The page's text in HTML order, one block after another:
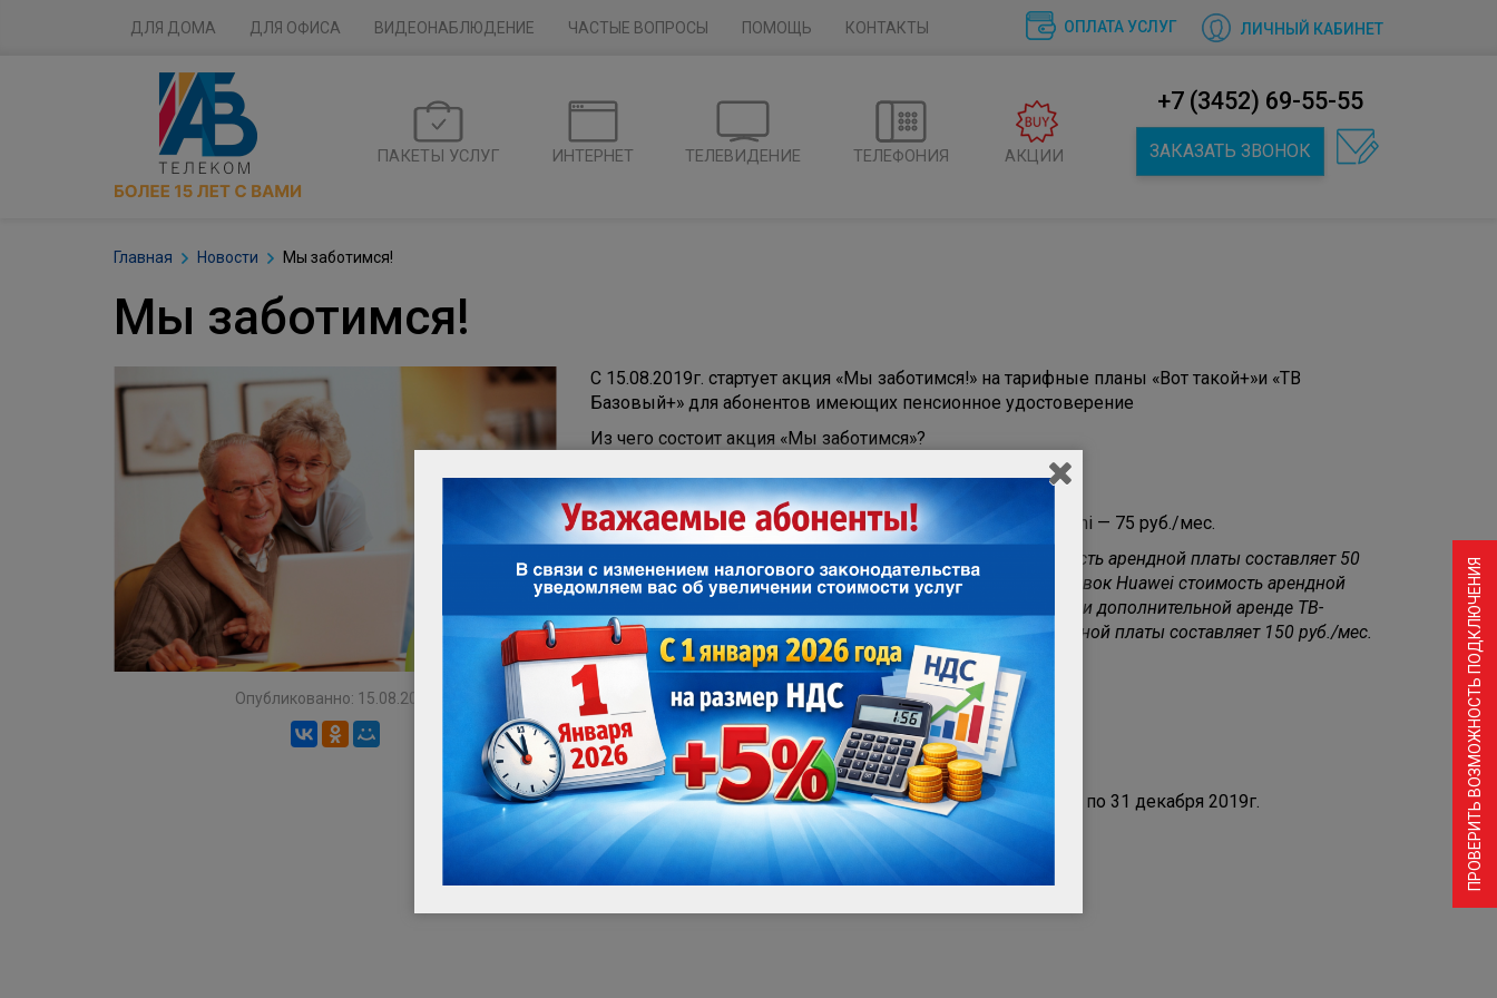
ДЛЯ ДОМА ДЛЯ ОФИСА ВИДЕОНАБЛЮДЕНИЕ ЧАСТЫЕ ВОПРОСЫ ПОМОЩЬ ОПЛАТА УСЛУГ
КОНТАКТЫ ЛИЧНЫЙ КАБИНЕТ
+7 (3452) 69-55-55
ЗАКАЗАТЬ ЗВОНОК
ПАКЕТЫ УСЛУГ ИНТЕРНЕТ ТЕЛЕВИДЕНИЕ ТЕЛЕФОНИЯ АКЦИИ
Главная Новости Мы заботимся!
ПРОВЕРИТЬ ВОЗМОЖНОСТЬ ПОДКЛЮЧЕНИЯ
Мы заботимся!
Опубликованно: 15.08.2019
С 15.08.2019г. стартует акция «Мы заботимся!» на тарифные планы «Вот такой+»и «ТВ
Базовый+» для абонентов имеющих пенсионное удостоверение
Из чего состоит акция «Мы заботимся»?
доступ в сеть Интернет на скорости до 20 Мбит/с;
тариф «ТВ Базовый +» — скидка 100%
аренда одной ТВ-приставки MAG 245 или MAG 200 mini — 75 руб./мес.
При дополнительной аренде 1 ТВ-приставки Huawei стоимость арендной платы составляет 50
руб./мес., при дополнительной аренде 2-х и более ТВ-приставок Huawei стоимость арендной
платы составляет 50 руб./мес. за единицу оборудования. При дополнительной аренде ТВ-
приставокNV-102,MAG 200mini,MAG 245
стоимость арендной платы составляет 150 руб./мес.
за единицу оборудования.
Условием подключения акции «Мы заботимся!» является:
Наличие пенсионного(льготного) удостоверения;
Подключение бесплатно;
Абонентская плата от 365 руб./мес.
Срок действия акции (для подключения) с 15 августа по 31 декабря 2019г.
Подробнее по телефону: 69-55-55